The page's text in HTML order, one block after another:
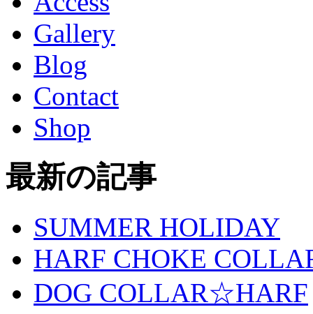
Gallery
Blog
Contact
Shop
最新の記事
SUMMER HOLIDAY
HARF CHOKE
DOG COLLAR☆HARF